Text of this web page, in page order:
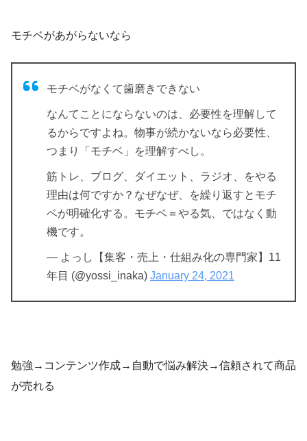
モチベがあがらないなら
モチベがなくて歯磨きできない
なんてことにならないのは、必要性を理解して
るからですよね。物事が続かないなら必要性、
つまり「モチベ」を理解すべし。
筋トレ、ブログ、ダイエット、ラジオ、をやる
理由は何ですか？なぜなぜ、を繰り返すとモチ
ベが明確化する。モチベ＝やる気、ではなく動
機です。
— よっし【集客・売上・仕組み化の専門家】11
年目 (@yossi_inaka) January 24, 2021
勉強→コンテンツ作成→自動で悩み解決→信頼されて商品
が売れる